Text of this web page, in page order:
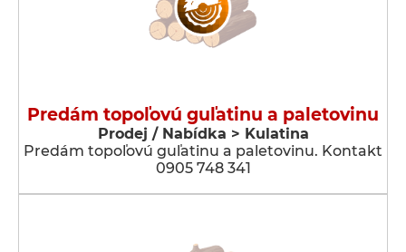
Predám topoľovú guľatinu a paletovinu
Prodej / Nabídka > Kulatina
Predám topoľovú guľatinu a paletovinu. Kontakt
0905 748 341